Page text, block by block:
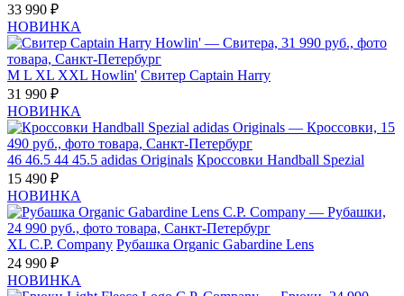
33 990 ₽
НОВИНКА
M L XL XXL Howlin' Свитер Captain Harry
31 990 ₽
НОВИНКА
46 46.5 44 45.5 adidas Originals Кроссовки Handball Spezial
15 490 ₽
НОВИНКА
XL C.P. Company Рубашка Organic Gabardine Lens
24 990 ₽
НОВИНКА